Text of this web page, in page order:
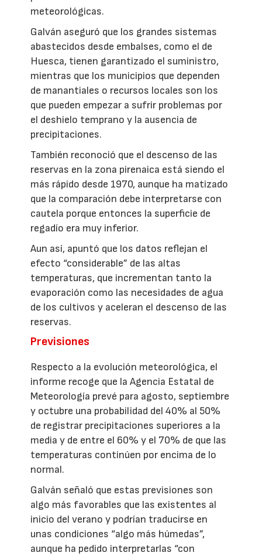
meteorológicas.
Galván aseguró que los grandes sistemas
abastecidos desde embalses, como el de
Huesca, tienen garantizado el suministro,
mientras que los municipios que dependen
de manantiales o recursos locales son los
que pueden empezar a sufrir problemas por
el deshielo temprano y la ausencia de
precipitaciones.
También reconoció que el descenso de las
reservas en la zona pirenaica está siendo el
más rápido desde 1970, aunque ha matizado
que la comparación debe interpretarse con
cautela porque entonces la superficie de
regadío era muy inferior.
Aun así, apuntó que los datos reflejan el
efecto “considerable” de las altas
temperaturas, que incrementan tanto la
evaporación como las necesidades de agua
de los cultivos y aceleran el descenso de las
reservas.
Previsiones
Respecto a la evolución meteorológica, el
informe recoge que la Agencia Estatal de
Meteorología prevé para agosto, septiembre
y octubre una probabilidad del 40% al 50%
de registrar precipitaciones superiores a la
media y de entre el 60% y el 70% de que las
temperaturas continúen por encima de lo
normal.
Galván señaló que estas previsiones son
algo más favorables que las existentes al
inicio del verano y podrían traducirse en
unas condiciones “algo más húmedas”,
aunque ha pedido interpretarlas “con